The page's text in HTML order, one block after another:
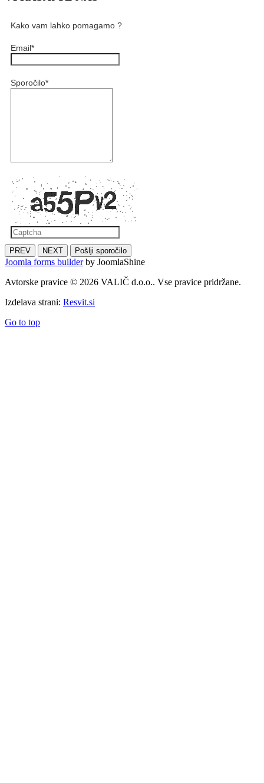
Kako vam lahko pomagamo ?
Email*
Sporočilo*
PREV NEXT Pošlji sporočilo
Joomla forms builderby JoomlaShine
Avtorske pravice © 2026 VALIČ d.o.o.. Vse pravice pridržane.
Izdelava strani: Resvit.si
Go to top